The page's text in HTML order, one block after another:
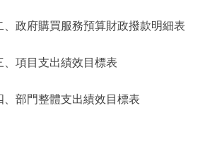
府購買服務預算財政撥款明細表
項目支出績效目標表
門整體支出績效目標表